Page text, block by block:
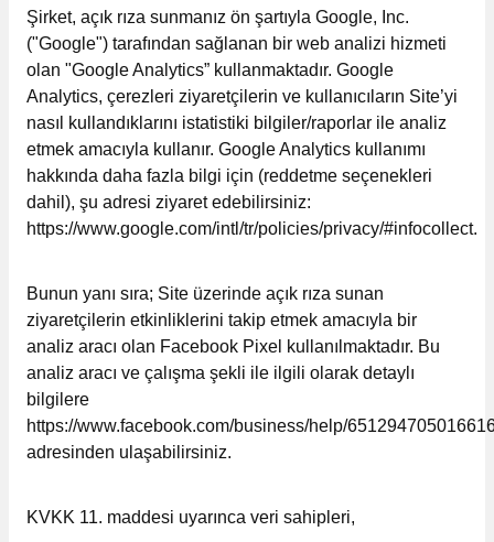
Şirket, açık rıza sunmanız ön şartıyla Google, Inc.
("Google") tarafından sağlanan bir web analizi hizmeti
olan "Google Analytics” kullanmaktadır. Google
Analytics, çerezleri ziyaretçilerin ve kullanıcıların Site’yi
nasıl kullandıklarını istatistiki bilgiler/raporlar ile analiz
etmek amacıyla kullanır. Google Analytics kullanımı
hakkında daha fazla bilgi için (reddetme seçenekleri
dahil), şu adresi ziyaret edebilirsiniz:
https://www.google.com/intl/tr/policies/privacy/#infocollect.
Bunun yanı sıra; Site üzerinde açık rıza sunan
ziyaretçilerin etkinliklerini takip etmek amacıyla bir
analiz aracı olan Facebook Pixel kullanılmaktadır. Bu
analiz aracı ve çalışma şekli ile ilgili olarak detaylı
bilgilere
https://www.facebook.com/business/help/
adresinden ulaşabilirsiniz.
KVKK 11. maddesi uyarınca veri sahipleri,